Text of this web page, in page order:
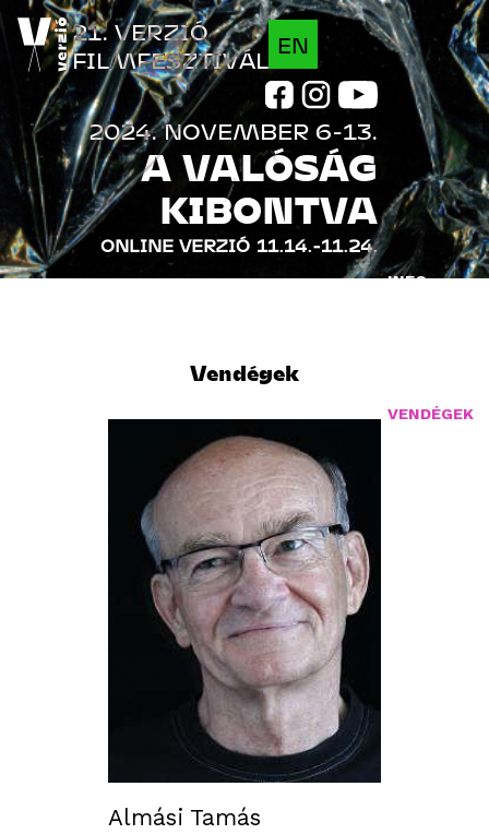
Jump to navigation
INFO
VENDÉGEK
ONLINE VERZIÓ 11.14.-11.24.
A VALÓSÁG
KIBONTVA
EN
21. VERZIÓ
FILMFESZTIVÁL
2024. NOVEMBER 6-13.
Vendégek
Almási Tamás